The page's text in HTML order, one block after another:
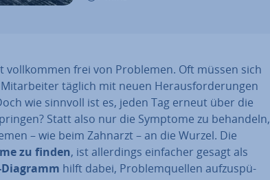
voll­kom­men frei von Problemen. Oft müssen sich
täglich mit neuen Her­aus­for­de­run­gen
wie sinnvoll ist es, jeden Tag erneut über die
Statt also nur die Symptome zu behandeln,
– wie beim Zahnarzt – an die Wurzel. Die
zu finden, ist al­ler­dings einfacher gesagt als
hilft dabei, Pro­blem­quel­len auf­zu­spü­